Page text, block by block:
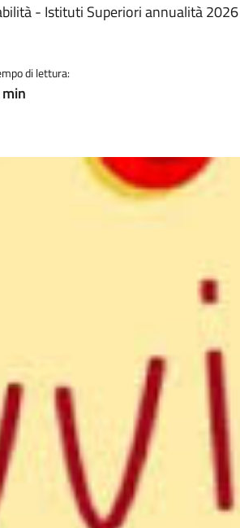
- Istituti Superiori annualità 2026
di lettura: